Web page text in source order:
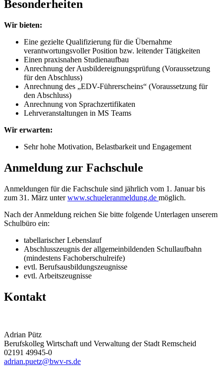
Besonderheiten
Wir bieten:
Eine gezielte Qualifizierung für die Übernahme
verantwortungsvoller Position bzw. leitender Tätigkeiten
Einen praxisnahen Studienaufbau
Anrechnung der Ausbildereignungsprüfung (Voraussetzung
für den Abschluss)
Anrechnung des „EDV-Führerscheins“ (Voraussetzung für
den Abschluss)
Anrechnung von Sprachzertifikaten
Lehrveranstaltungen in MS Teams
Wir erwarten:
Sehr hohe Motivation, Belastbarkeit und Engagement
Anmeldung zur Fachschule
Anmeldungen für die Fachschule sind jährlich vom 1. Januar bis
zum 31. März unterwww.schueleranmeldung.de möglich.
Nach der Anmeldung reichen Sie bitte folgende Unterlagen unserem
Schulbüro ein:
tabellarischer Lebenslauf
Abschlusszeugnis der allgemeinbildenden Schullaufbahn
(mindestens Fachoberschulreife)
evtl. Berufsausbildungszeugnisse
evtl. Arbeitszeugnisse
Kontakt
Adrian Pütz
Berufskolleg Wirtschaft und Verwaltung der Stadt Remscheid
02191 49945-0
adrian.puetz@bwv-rs.de